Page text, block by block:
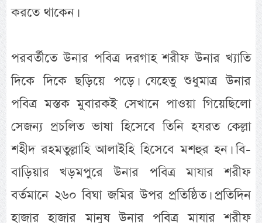
করতে থাকেন।
পরবর্তীতে উনার পবিত্র দরগাহ শরীফ উনার খ্যাতি
দিকে দিকে ছড়িয়ে পড়ে। যেহেতু শুধুমাত্র উনার
পবিত্র মস্তক মুবারকই সেখানে পাওয়া গিয়েছিলো
সেজন্য প্রচলিত ভাষা হিসেবে তিনি হযরত কেল্লা
শহীদ রহমতুল্লাহি আলাইহি হিসেবে মশহুর হন। বি-
বাড়িয়ার খড়মপুরে উনার পবিত্র মাযার শরীফ
বর্তমানে ২৬০ বিঘা জমির উপর প্রতিষ্ঠিত। প্রতিদিন
হাজার হাজার মানুষ উনার পবিত্র মাযার শরীফ